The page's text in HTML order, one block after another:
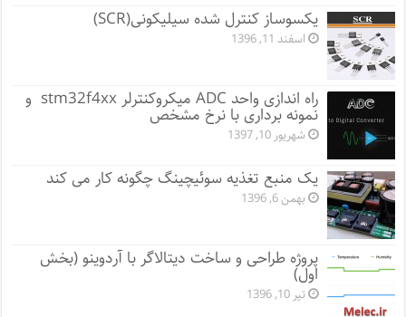
یکسوساز کنترل شده سیلیکونی(SCR)
اسفند 11, 1396
راه اندازی واحد ADC میکروکنترلر stm32f4xx و
نمونه برداری با نرخ مشخص
شهریور 10, 1397
یک منبع تغذیه سوئیچینگ چگونه کار می کند
بهمن 6, 1396
پروژه طراحی و ساخت دیتالاگر با آردوینو (بخش
اول)
تیر 10, 1396